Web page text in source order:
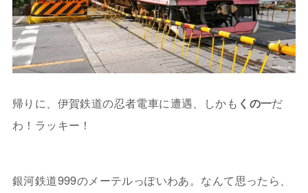
帰りに、伊賀鉄道の忍者電車に遭遇、しかも くの一だ
わ！ラッキー！
銀河鉄道999のメーテルっぽいわあ。なんて思ったら、